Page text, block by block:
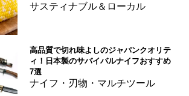
サスティナブル＆ローカル
高品質で切れ味よしのジャパンクオリテ
ィ！日本製のサバイバルナイフおすすめ
7選
ナイフ・刃物・マルチツール